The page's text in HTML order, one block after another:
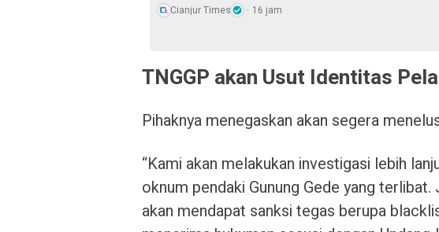
Cianjur Times 16 jam
TNGGP akan Usut Identitas
Pihaknya menegaskan akan segera
“Kami akan melakukan investigasi lebih
oknum pendaki Gunung Gede yang
akan mendapat sanksi tegas berupa